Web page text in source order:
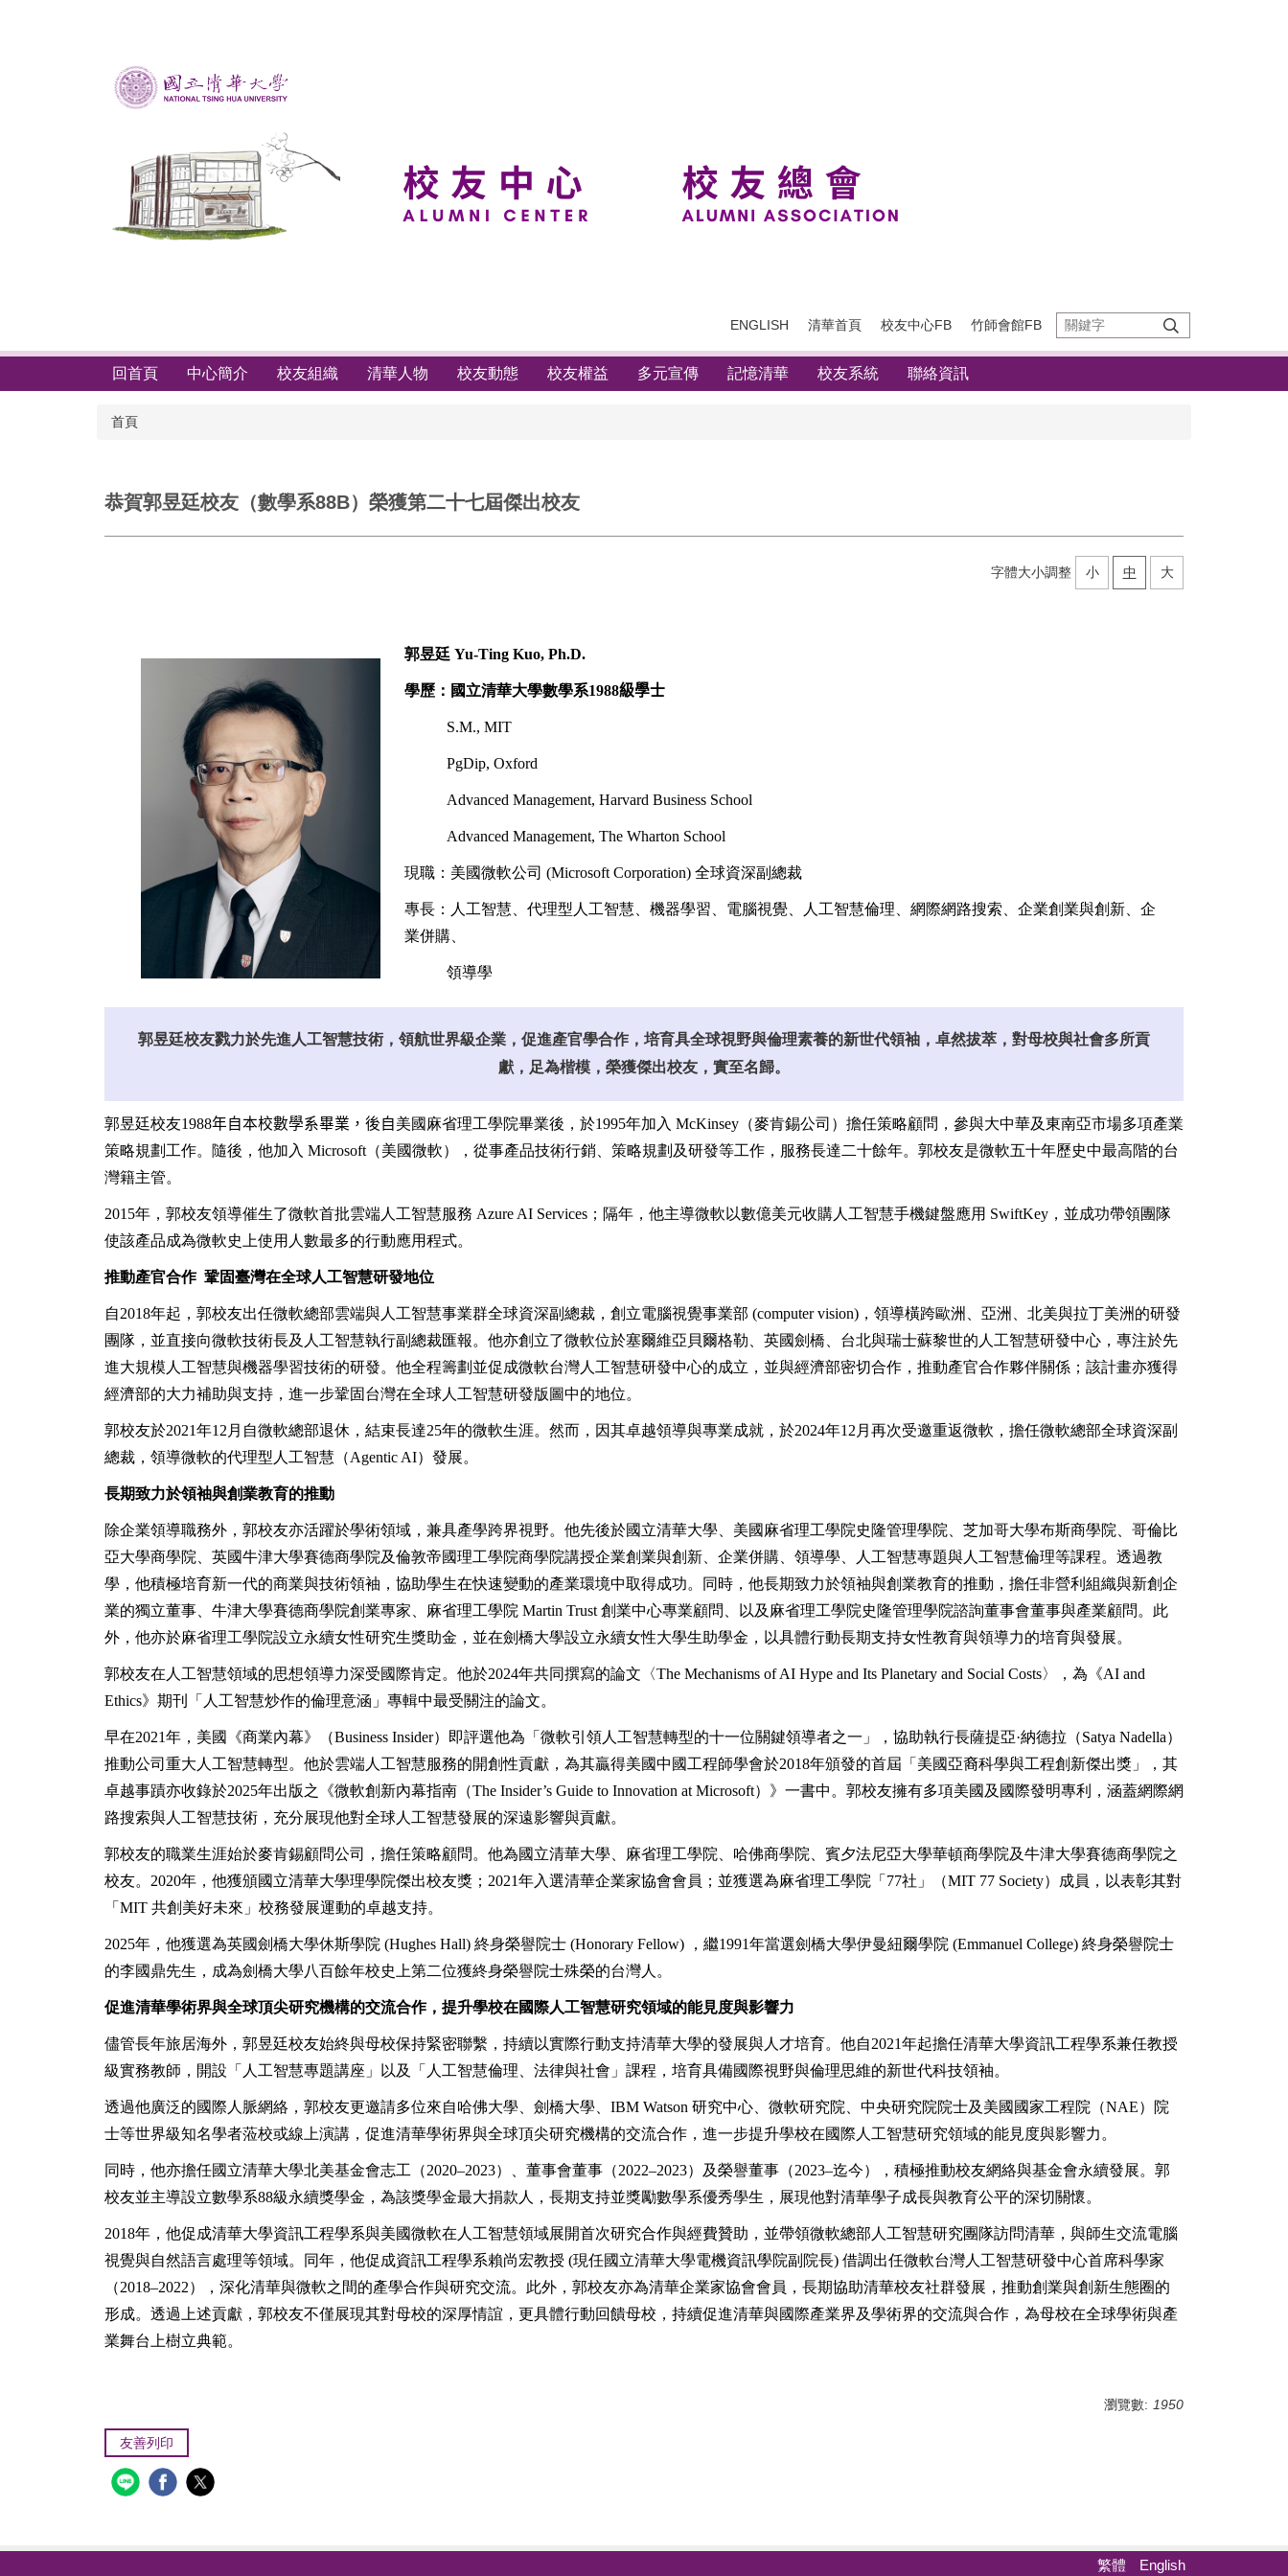
ENGLISH 清華首頁 校友中心FB 竹師會館FB
回首頁 中心簡介 校友組織 清華人物 校友動態 校友權益 多元宣傳 記憶清華 校友系統 聯絡資訊
首頁
恭賀郭昱廷校友（數學系88B）榮獲第二十七屆傑出校友
字體大小調整 小 中 大
郭昱廷 Yu-Ting Kuo, Ph.D.
學歷：國立清華大學數學系1988級學士
S.M., MIT
PgDip, Oxford
Advanced Management, Harvard Business School
Advanced Management, The Wharton School
現職： 美國微軟公司 (Microsoft Corporation) 全球資深副總裁
專長： 人工智慧 代理型人工智慧 機器學習 電腦視覺 人工智慧倫理 網際網路搜索 企業創業與創新
企
業併購
領導學
郭昱廷校友戮力於先進人工智慧技術，領航世界級企業，促進產官學合作，培育具全球視野與倫理素養的新世代領袖，卓然拔萃，對母校與社會多所貢
獻，足為楷模，榮獲傑出校友，實至名歸。
郭昱廷校友1988年自本校數學系畢業，後自美國麻省理工學院畢業後，於1995年加入 McKinsey（麥肯錫公司）擔任策略顧問，參與大中華及東南亞市場多項產業
策略規劃工作。隨後，他加入 Microsoft（美國微軟），從事產品技術行銷、策略規劃及研發等工作，服務長達二十餘年。郭校友是微軟五十年歷史中最高階的台
灣籍主管。
2015年，郭校友領導催生了微軟首批雲端人工智慧服務 Azure AI Services；隔年，他主導微軟以數億美元收購人工智慧手機鍵盤應用 SwiftKey，並成功帶領團隊
使該產品成為微軟史上使用人數最多的行動應用程式。
推動產官合作 鞏固臺灣在全球人工智慧研發地位
自2018年起，郭校友出任微軟總部雲端與人工智慧事業群全球資深副總裁，創立電腦視覺事業部 (computer vision)，領導橫跨歐洲、亞洲、北美與拉丁美洲的研發
團隊，並直接向微軟技術長及人工智慧執行副總裁匯報。他亦創立了微軟位於塞爾維亞貝爾格勒、英國劍橋、台北與瑞士蘇黎世的人工智慧研發中心，專注於先
進大規模人工智慧與機器學習技術的研發。他全程籌劃並促成微軟台灣人工智慧研發中心的成立，並與經濟部密切合作，推動產官合作夥伴關係；該計畫亦獲得
經濟部的大力補助與支持，進一步鞏固台灣在全球人工智慧研發版圖中的地位。
郭校友於2021年12月自微軟總部退休，結束長達25年的微軟生涯。然而，因其卓越領導與專業成就，於2024年12月再次受邀重返微軟，擔任微軟總部全球資深副
總裁，領導微軟的代理型人工智慧（Agentic AI）發展。
長期致力於領袖與創業教育的推動
除企業領導職務外，郭校友亦活躍於學術領域，兼具產學跨界視野。他先後於國立清華大學、美國麻省理工學院史隆管理學院、芝加哥大學布斯商學院、哥倫比
亞大學商學院、英國牛津大學賽德商學院及倫敦帝國理工學院商學院講授企業創業與創新、企業併購、領導學、人工智慧專題與人工智慧倫理等課程。透過教
學，他積極培育新一代的商業與技術領袖，協助學生在快速變動的產業環境中取得成功。同時，他長期致力於領袖與創業教育的推動，擔任非營利組織與新創企
業的獨立董事、牛津大學賽德商學院創業專家、麻省理工學院 Martin Trust 創業中心專業顧問、以及麻省理工學院史隆管理學院諮詢董事會董事與產業顧問。此
外，他亦於麻省理工學院設立永續女性研究生獎助金，並在劍橋大學設立永續女性大學生助學金，以具體行動長期支持女性教育與領導力的培育與發展。
郭校友在人工智慧領域的思想領導力深受國際肯定。他於2024年共同撰寫的論文〈The Mechanisms of AI Hype and Its Planetary and Social Costs〉，為《AI and
Ethics》期刊「人工智慧炒作的倫理意涵」專輯中最受關注的論文。
早在2021年，美國《商業內幕》（Business Insider）即評選他為「微軟引領人工智慧轉型的十一位關鍵領導者之一」，協助執行長薩提亞·納德拉（Satya Nadella）
推動公司重大人工智慧轉型。他於雲端人工智慧服務的開創性貢獻，為其贏得美國中國工程師學會於2018年頒發的首屆「美國亞裔科學與工程創新傑出獎」，其
卓越事蹟亦收錄於2025年出版之《微軟創新內幕指南（The Insider’s Guide to Innovation at Microsoft）》一書中。郭校友擁有多項美國及國際發明專利，涵蓋網際網
路搜索與人工智慧技術，充分展現他對全球人工智慧發展的深遠影響與貢獻。
郭校友的職業生涯始於麥肯錫顧問公司，擔任策略顧問。他為國立清華大學、麻省理工學院、哈佛商學院、賓夕法尼亞大學華頓商學院及牛津大學賽德商學院之
校友。2020年，他獲頒國立清華大學理學院傑出校友獎；2021年入選清華企業家協會會員；並獲選為麻省理工學院「77社」（MIT 77 Society）成員，以表彰其對
「MIT 共創美好未來」校務發展運動的卓越支持。
2025年，他獲選為英國劍橋大學休斯學院 (Hughes Hall) 終身榮譽院士 (Honorary Fellow) ，繼1991年當選劍橋大學伊曼紐爾學院 (Emmanuel College) 終身榮譽院士
的李國鼎先生，成為劍橋大學八百餘年校史上第二位獲終身榮譽院士殊榮的台灣人。
促進清華學術界與全球頂尖研究機構的交流合作，提升學校在國際人工智慧研究領域的能見度與影響力
儘管長年旅居海外，郭昱廷校友始終與母校保持緊密聯繫，持續以實際行動支持清華大學的發展與人才培育。他自2021年起擔任清華大學資訊工程學系兼任教授
級實務教師，開設「人工智慧專題講座」以及「人工智慧倫理、法律與社會」課程，培育具備國際視野與倫理思維的新世代科技領袖。
透過他廣泛的國際人脈網絡，郭校友更邀請多位來自哈佛大學、劍橋大學、IBM Watson 研究中心、微軟研究院、中央研究院院士及美國國家工程院（NAE）院
士等世界級知名學者蒞校或線上演講，促進清華學術界與全球頂尖研究機構的交流合作，進一步提升學校在國際人工智慧研究領域的能見度與影響力。
同時，他亦擔任國立清華大學北美基金會志工（2020–2023）、董事會董事（2022–2023）及榮譽董事（2023–迄今），積極推動校友網絡與基金會永續發展。郭
校友並主導設立數學系88級永續獎學金，為該獎學金最大捐款人，長期支持並獎勵數學系優秀學生，展現他對清華學子成長與教育公平的深切關懷。
2018年，他促成清華大學資訊工程學系與美國微軟在人工智慧領域展開首次研究合作與經費贊助，並帶領微軟總部人工智慧研究團隊訪問清華，與師生交流電腦
視覺與自然語言處理等領域。同年，他促成資訊工程學系賴尚宏教授 (現任國立清華大學電機資訊學院副院長) 借調出任微軟台灣人工智慧研發中心首席科學家
（2018–2022），深化清華與微軟之間的產學合作與研究交流。 此外，郭校友亦為清華企業家協會會員，長期協助清華校友社群發展，推動創業與創新生態圈的
形成。透過上述貢獻，郭校友不僅展現其對母校的深厚情誼，更具體行動回饋母校，持續促進清華與國際產業界及學術界的交流與合作，為母校在全球學術與產
業舞台上樹立典範。
瀏覽數: 1950
友善列印
繁體 English